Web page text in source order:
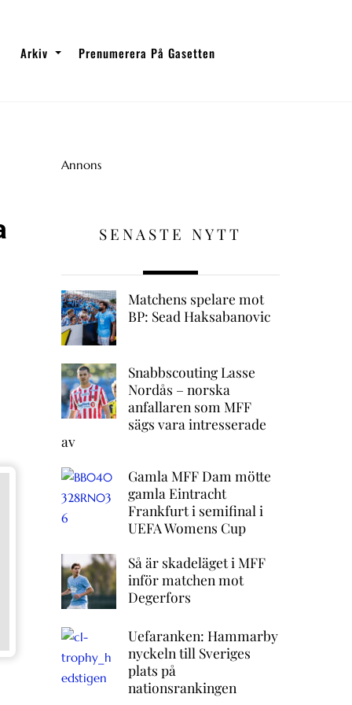
Arkiv Prenumerera På Gasetten
Annons
SENASTE NYTT
Matchens spelare mot
BP: Sead Haksabanovic
Snabbscouting Lasse
Nordås – norska
anfallaren som MFF
sägs vara intresserade
av
Gamla MFF Dam mötte
gamla Eintracht
Frankfurt i semifinal i
UEFA Womens Cup
Så är skadeläget i MFF
inför matchen mot
Degerfors
Uefaranken: Hammarby
nyckeln till Sveriges
plats på
nationsrankingen